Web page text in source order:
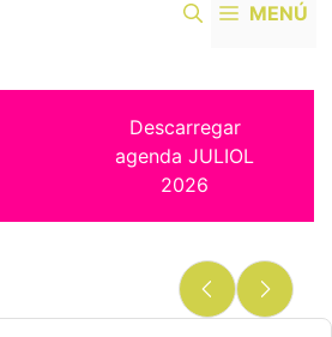
MENÚ
Descarregar
agenda JULIOL
2026